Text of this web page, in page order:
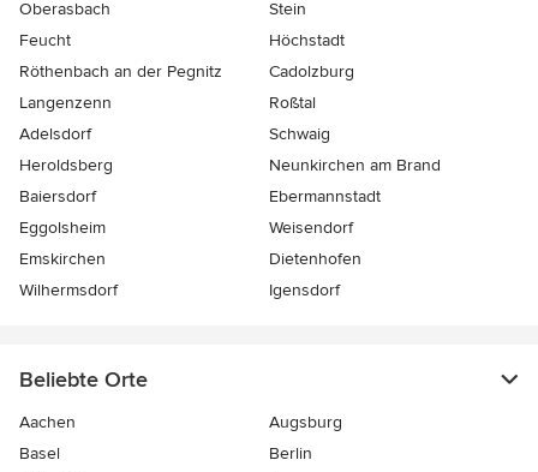
Oberasbach
Stein
Feucht
Höchstadt
Röthenbach an der Pegnitz
Cadolzburg
Langenzenn
Roßtal
Adelsdorf
Schwaig
Heroldsberg
Neunkirchen am Brand
Baiersdorf
Ebermannstadt
Eggolsheim
Weisendorf
Emskirchen
Dietenhofen
Wilhermsdorf
Igensdorf
Beliebte Orte
Aachen
Augsburg
Basel
Berlin